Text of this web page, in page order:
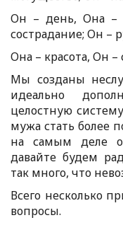
Он – день, Она –
сострадание; Он –
Она – красота, Он –
Мы созданы
идеально
целостную
мужа стать более
на самым деле
давайте будем
так много, что
Всего несколько
вопросы.